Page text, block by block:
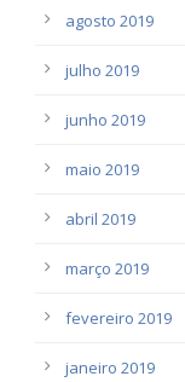
agosto 2019
julho 2019
junho 2019
maio 2019
abril 2019
março 2019
fevereiro 2019
janeiro 2019